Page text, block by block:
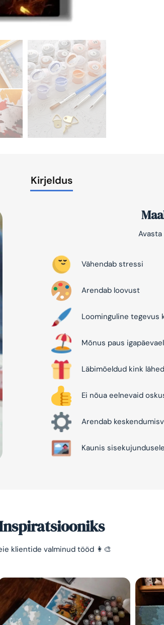
Kirjeldus
Vähendab stressi
Arendab loovust
Loominguline tegevus
Mõnus paus
Läbimõeldud kink
Ei nõua eelnevaid
Arendab
Kaunis
klientide valminud tööd 👩‍🎨
Lihtne viis lõõgastuda ja
mõtted puhata lasta 😌